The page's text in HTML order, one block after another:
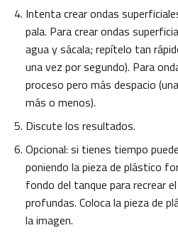
Intenta crear ondas
pala. Para crear ondas
agua y sácala; repítelo tan
una vez por segundo). Para
proceso pero más despacio
más o menos).
Discute los resultados.
Opcional: si tienes tiempo
poniendo la pieza de plástico
fondo del tanque para recrear
profundas. Coloca la pieza de
la imagen.